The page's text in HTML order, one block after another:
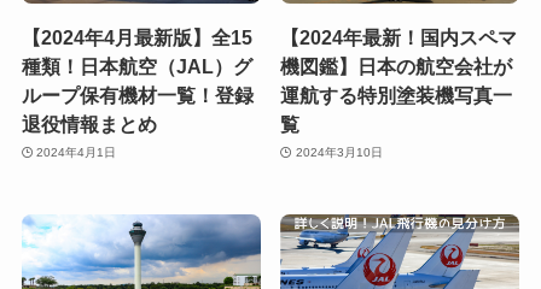
【2024年4月最新版】全15
種類！日本航空（JAL）グ
ループ保有機材一覧！登録
退役情報まとめ
2024年4月1日
【2024年最新！国内スペマ
機図鑑】日本の航空会社が
運航する特別塗装機写真一
覧
2024年3月10日